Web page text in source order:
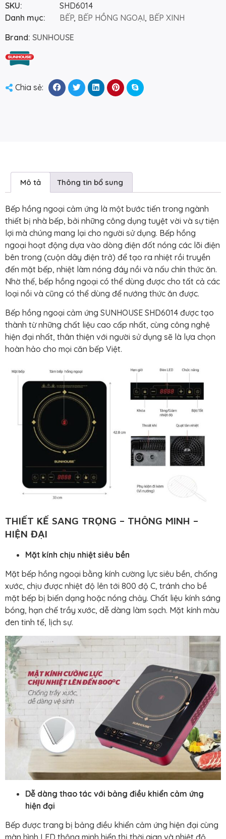
SKU:
SHD6014
Danh mục:
BẾP, BẾP HỒNG NGOẠI, BẾP XINH
Brand: SUNHOUSE
Chia sẻ:
Mô tả Thông tin bổ sung
Bếp hồng ngoại cảm ứng là một bước tiến trong ngành
thiết bị nhà bếp, bởi những công dụng tuyệt vời và sự tiện
lợi mà chúng mang lại cho người sử dụng. Bếp hồng
ngoại hoạt động dựa vào dòng điện đốt nóng các lõi điện
bên trong (cuộn dây điện trở) để tạo ra nhiệt rồi truyền
đến mặt bếp, nhiệt làm nóng đáy nồi và nấu chín thức ăn.
Nhờ thế, bếp hồng ngoại có thể dùng được cho tất cả các
loại nồi và cũng có thể dùng để nướng thức ăn được.
Bếp hồng ngoại cảm ứng SUNHOUSE SHD6014 được tạo
thành từ những chất liệu cao cấp nhất, cùng công nghệ
hiện đại nhất, thân thiện với người sử dụng sẽ là lựa chọn
hoàn hảo cho mọi căn bếp Việt.
THIẾT KẾ SANG TRỌNG – THÔNG MINH –
HIỆN ĐẠI
Mặt kính chịu nhiệt siêu bền
Mặt bếp hồng ngoại bằng kính cường lực siêu bền, chống
xước, chịu được nhiệt độ lên tới 800 độ C, tránh cho bề
mặt bếp bị biến dạng hoặc nóng chảy. Chất liệu kính sáng
bóng, hạn chế trầy xước, dễ dàng làm sạch. Mặt kính màu
đen tinh tế, lịch sự.
Dễ dàng thao tác với bảng điều khiển cảm ứng
hiện đại
Bếp được trang bị bảng điều khiển cảm ứng hiện đại cùng